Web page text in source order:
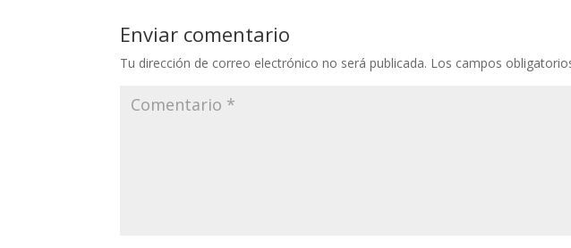
Enviar comentario
Tu dirección de correo electrónico no será publicada. Los campos